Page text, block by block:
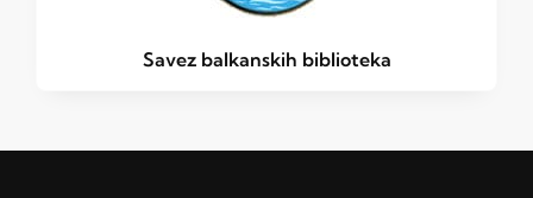
Savez balkanskih biblioteka